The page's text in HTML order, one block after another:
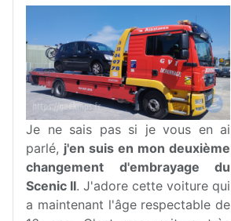
Je ne sais pas si je vous en ai
parlé, j'en suis en mon deuxième
changement d'embrayage du
Scenic II. J'adore cette voiture qui
a maintenant l'âge respectable de